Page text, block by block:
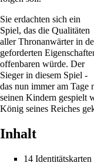
Sie erdachten sich ein
Spiel, das die Qualitäten
aller Thronanwärter in
geforderten
offenbaren würde. Der
Sieger in diesem Spiel -
das nun immer am
seinen Kindern gespielt
König seines Reiches
Inhalt
14 Identitätskarten